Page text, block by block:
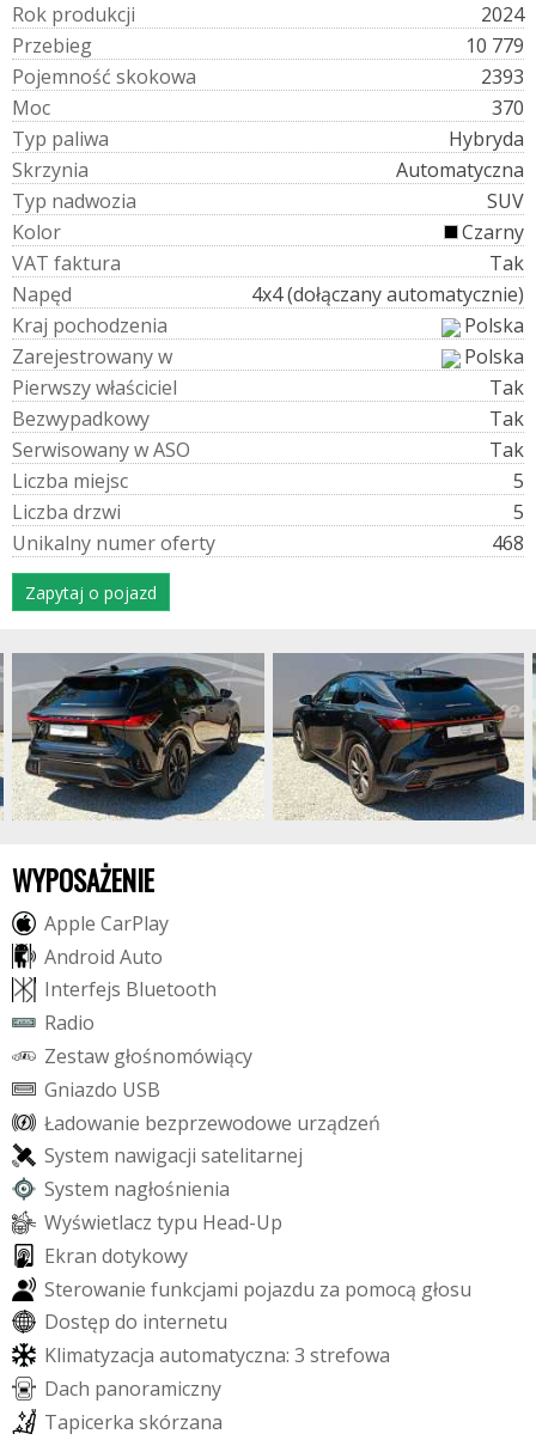
Rok produkcji
2024
Przebieg
10 779
Pojemność skokowa
2393
Moc
370
Typ paliwa
Hybryda
Skrzynia
Automatyczna
Typ nadwozia
SUV
Kolor
Czarny
VAT faktura
Tak
Napęd
4x4 (dołączany automatycznie)
Kraj pochodzenia
Polska
Zarejestrowanyw
Polska
Pierwszywłaściciel
Tak
Bezwypadkowy
Tak
SerwisowanywASO
Tak
Liczba miejsc
5
Liczba drzwi
5
Unikalny numeroferty 468
Zapytaj o pojazd
WYPOSAŻENIE
Apple CarPlay
Android Auto
Interfejs Bluetooth
Radio
Zestaw głośnomówiący
Gniazdo USB
Ładowanie bezprzewodowe urządzeń
System nawigacji satelitarnej
System nagłośnienia
Wyświetlacz typu Head-Up
Ekran dotykowy
Sterowanie funkcjami pojazdu za pomocą głosu
Dostęp do internetu
Klimatyzacja automatyczna: 3 strefowa
Dach panoramiczny
Tapicerka skórzana